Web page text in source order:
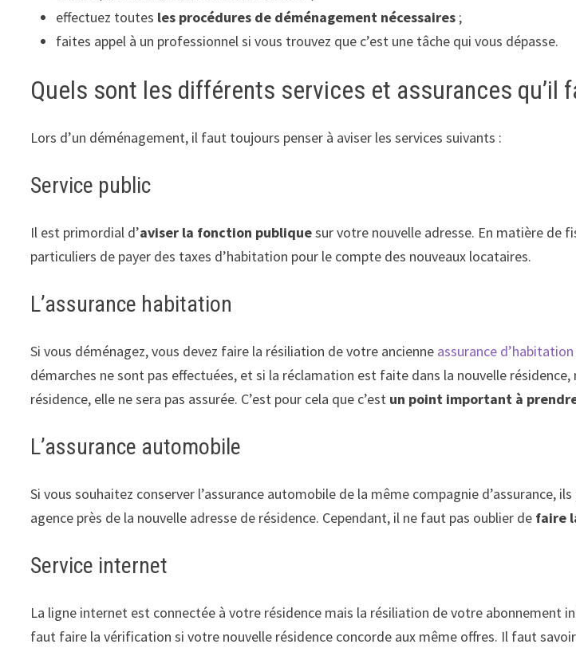
effectuez toutes les procédures de déménagement nécessaires ;
faites appel à un professionnel si vous trouvez que c’est une tâche qui vous dépasse.
Quels sont les différents services et assurances qu’il
Lors d’un déménagement, il faut toujours penser à aviser les services suivants :
Service public
Il est primordial d’aviser la fonction publiquesur votre nouvelle adresse. En matière de
particuliers de payer des taxes d’habitation pour le compte des nouveaux locataires.
L’assurance habitation
Si vous déménagez, vous devez faire la résiliation de votre ancienne assurance d’habitation
démarches ne sont pas effectuées, et si la réclamation est faite dans la nouvelle
résidence, elle ne sera pas assurée. C’est pour cela que c’est un point important à
L’assurance automobile
Si vous souhaitez conserver l’assurance automobile de la même compagnie d’assurance,
agence près de la nouvelle adresse de résidence. Cependant, il ne faut pas oublier de faire
Service internet
La ligne internet est connectée à votre résidence mais la résiliation de votre abonnement
faut faire la vérification si votre nouvelle résidence concorde aux même offres. Il faut